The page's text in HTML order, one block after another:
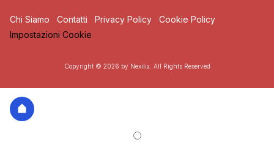
Chi Siamo Contatti Privacy Policy
Cookie Policy
Impostazioni Cookie
Copyright © 2026 by Nexilia. All Rights Reserved